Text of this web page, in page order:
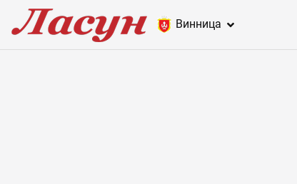
Винница